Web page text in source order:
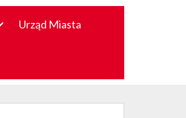
Urząd Miasta